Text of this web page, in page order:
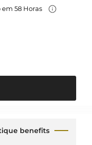
58 Horas
benefits